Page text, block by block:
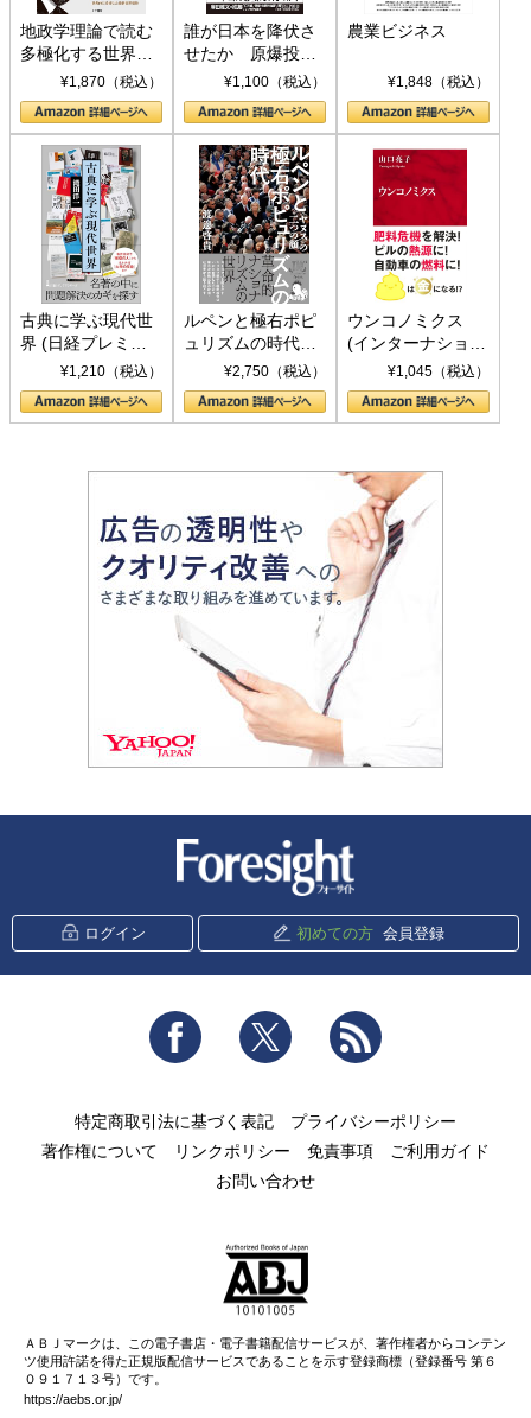
地政学理論で読む
多極化する世界：
トランプとBRICS
の挑戦
¥1,870（税込）
誰が日本を降伏さ
せたか 原爆投
下、ソ連参戦、そ
して聖断 (PHP新
書)
¥1,100（税込）
農業ビジネス
¥1,848（税込）
古典に学ぶ現代世
界 (日経プレミア
シリーズ)¥1,210（税込）
ルペンと極右ポピ
ュリズムの時代：
〈ヤヌス〉の二つ
の顔
¥2,750（税込）
ウンコノミクス
(インターナショナ
ル新書)¥1,045（税込）
ログイン 初めての方 会員登録
Facebook Twitter
特定商取引法に基づく表記
プライバシーポリシー
著作権について
リンクポリシー 免責事項
ご利用ガイド
お問い合わせ
ＡＢＪマークは、この電子書店・電子書籍配信サービスが、著作権者からコンテン
ツ使用許諾を得た正規版配信サービスであることを示す登録商標（登録番号 第６
０９１７１３号）です。
https://aebs.or.jp/